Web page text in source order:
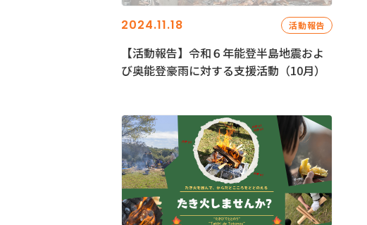
2024.11.18 活動報告
【活動報告】令和６年能登半島地震およ
び奥能登豪雨に対する支援活動（10月）